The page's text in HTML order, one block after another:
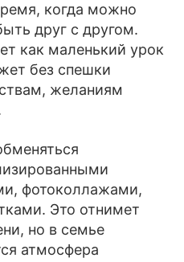
когда можно
друг с другом.
как маленький урок
без спешки
желаниям
фотоколлажами,
Это отнимет
но в семье
атмосфера